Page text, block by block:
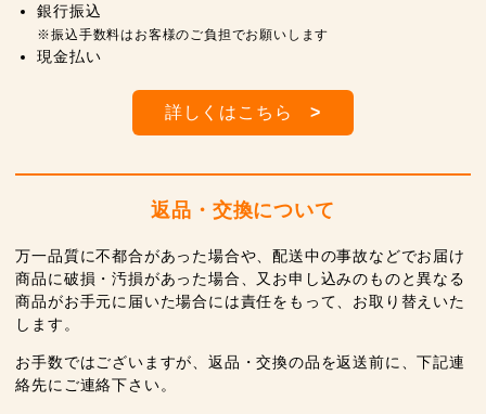
銀行振込
※振込手数料はお客様のご負担でお願いします
現金払い
詳しくはこちら>
返品・交換について
万一品質に不都合があった場合や、配送中の事故などでお届け
商品に破損・汚損があった場合、又お申し込みのものと異なる
商品がお手元に届いた場合には責任をもって、お取り替えいた
します。
お手数ではございますが、返品・交換の品を返送前に、下記連
絡先にご連絡下さい。